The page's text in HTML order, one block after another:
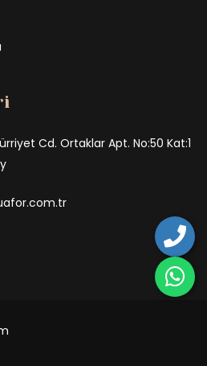
Cd. Ortaklar Apt. No:50 Kat:1